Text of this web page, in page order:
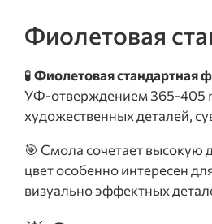
Фиолетовая
🧪Фиолетовая стандартная
УФ-отверждением 365-405
художественных деталей,
🎯 Смола сочетает
цвет особенно интересен
визуально эффектных